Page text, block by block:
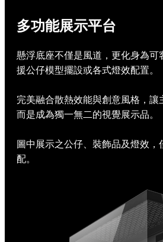
多功能展示平台
懸浮底座不僅是風道，更化身為
援公仔模型擺設或各式燈效配置。
完美融合散熱效能與創意風格，
而是成為獨一無二的視覺展示品。
圖中展示之公仔、裝飾品及燈效
配。